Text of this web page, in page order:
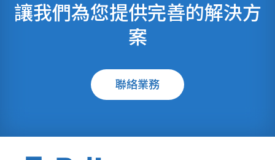
讓我們為您提供完善的解決方
案
聯絡業務